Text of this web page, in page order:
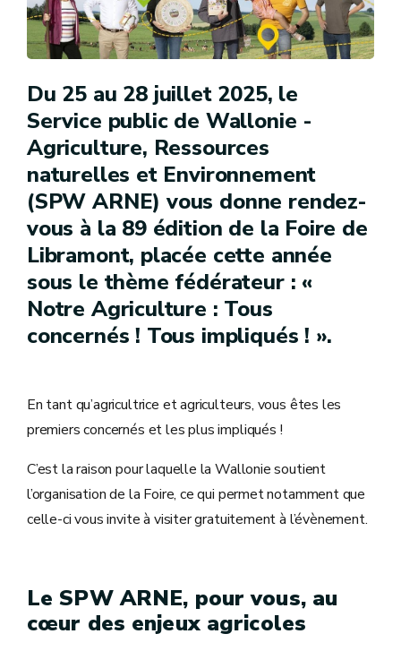
Du 25 au 28 juillet 2025, le
Service public de Wallonie -
Agriculture, Ressources
naturelles et Environnement
(SPW ARNE) vous donne rendez-
vous à la 89 édition de la Foire de
Libramont, placée cette année
sous le thème fédérateur : «
Notre Agriculture : Tous
concernés ! Tous impliqués ! ».
En tant qu’agricultrice et agriculteurs, vous êtes les
premiers concernés et les plus impliqués !
C’est la raison pour laquelle la Wallonie soutient
l’organisation de la Foire, ce qui permet notamment que
celle-ci vous invite à visiter gratuitement à l’évènement.
Le SPW ARNE, pour vous, au
cœur des enjeux agricoles